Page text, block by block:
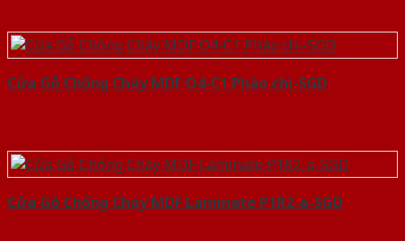
Cửa Gỗ Chống Cháy MDF O4-C1 Phào chi-SGD
Cửa Gỗ Chống Cháy MDF Laminate P1R2-a-SGD